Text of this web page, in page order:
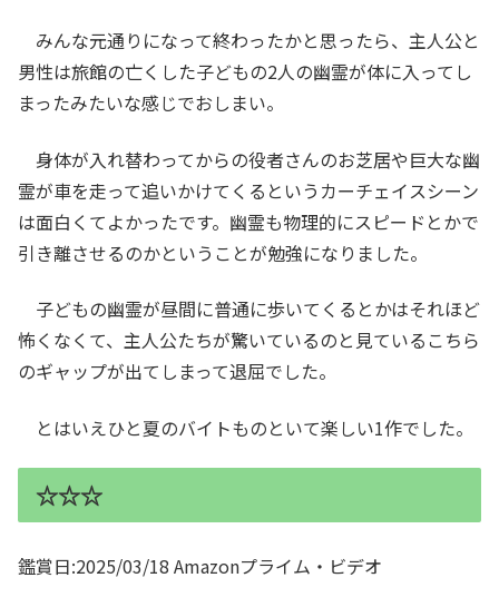
みんな元通りになって終わったかと思ったら、主人公と
男性は旅館の亡くした子どもの2人の幽霊が体に入ってし
まったみたいな感じでおしまい。
身体が入れ替わってからの役者さんのお芝居や巨大な幽
霊が車を走って追いかけてくるというカーチェイスシーン
は面白くてよかったです。幽霊も物理的にスピードとかで
引き離させるのかということが勉強になりました。
子どもの幽霊が昼間に普通に歩いてくるとかはそれほど
怖くなくて、主人公たちが驚いているのと見ているこちら
のギャップが出てしまって退屈でした。
とはいえひと夏のバイトものといて楽しい1作でした。
☆☆☆
鑑賞日:2025/03/18 Amazonプライム・ビデオ